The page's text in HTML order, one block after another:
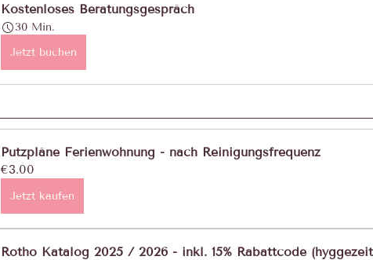
Kostenloses Beratungsgespräch
30 Min.
Jetzt buchen
Putzpläne Ferienwohnung - nach Reinigungsfrequenz
€3.00
Jetzt kaufen
Rotho Katalog 2025 / 2026 - inkl. 15% Rabattcode